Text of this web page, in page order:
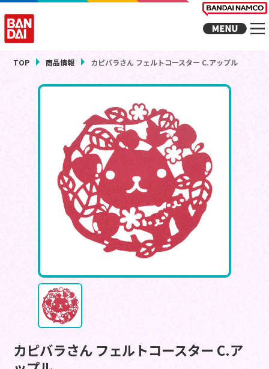
TOP 商品情報 カピバラさん フェルトコースター C.アップル
カピバラさん フェルトコースター C.ア